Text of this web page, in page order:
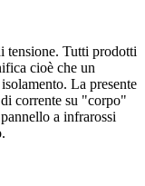
tensione. Tutti prodotti
cioè che un
La presente
corrente su "corpo"
a infrarossi